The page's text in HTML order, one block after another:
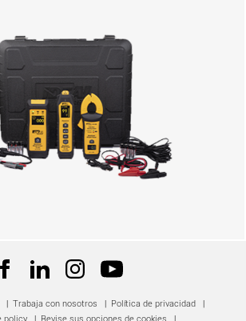
| Trabaja con nosotros | Política de privacidad
|